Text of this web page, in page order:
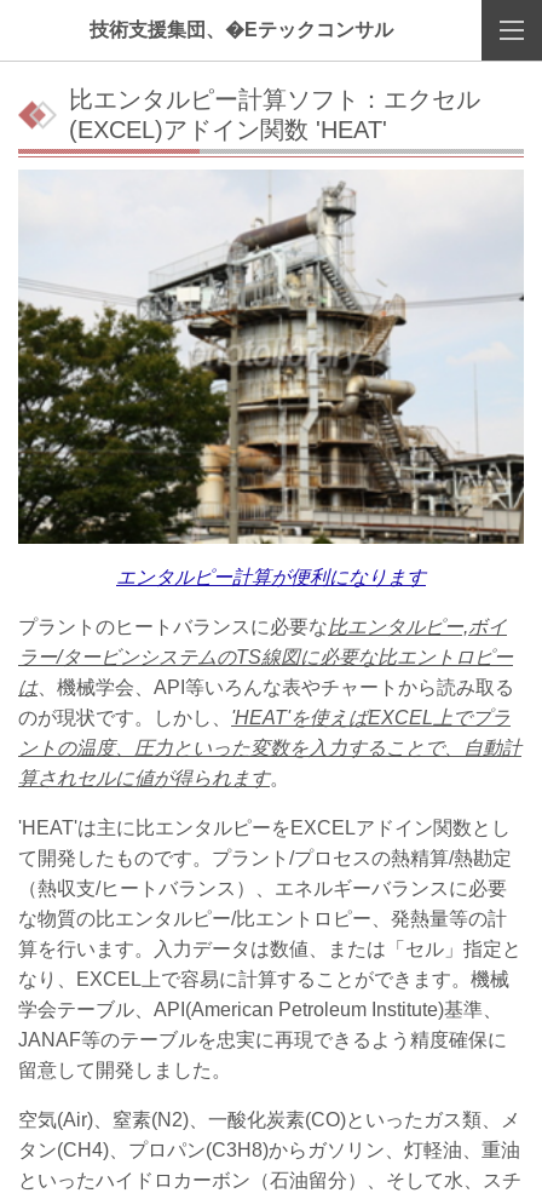
技術支援集団、�Eテックコンサル
比エンタルピー計算ソフト：エクセル
(EXCEL)アドイン関数 'HEAT'
エンタルピー計算が便利になります
プラントのヒートバランスに必要な比エンタルピー,ボイ
ラー/タービンシステムのTS線図に必要な比エントロピー
は、機械学会、API等いろんな表やチャートから読み取る
のが現状です。しかし、 'HEAT'を使えばEXCEL 上でプラ
ントの温度、圧力といった変数を入力することで、自動計
算されセルに値が得られます。
'HEAT'は主に比エンタルピーをEXCELアドイン関数とし
て開発したものです。プラント/プロセスの熱精算/熱勘定
（熱収支/ヒートバランス）、エネルギーバランスに必要
な物質の比エンタルピー/比エントロピー、発熱量等の計
算を行います。入力データは数値、または「セル」指定と
なり、EXCEL上で容易に計算することができます。機械
学会テーブル、API(American Petroleum Institute)基準、
JANAF等のテーブルを忠実に再現できるよう精度確保に
留意して開発しました。
空気(Air)、窒素(N2)、一酸化炭素(CO)といったガス類、メ
タン(CH4)、プロパン(C3H8)からガソリン、灯軽油、重油
といったハイドロカーボン（石油留分）、そして水、スチ